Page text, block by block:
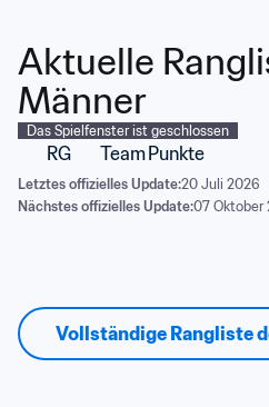
Aktuelle
Männer
Das Spielfenster ist geschlossen
RG Team Punkte
Letztes offizielles Update:20 Juli 2026
Nächstes offizielles Update:07 Oktober
Vollständige Rangliste